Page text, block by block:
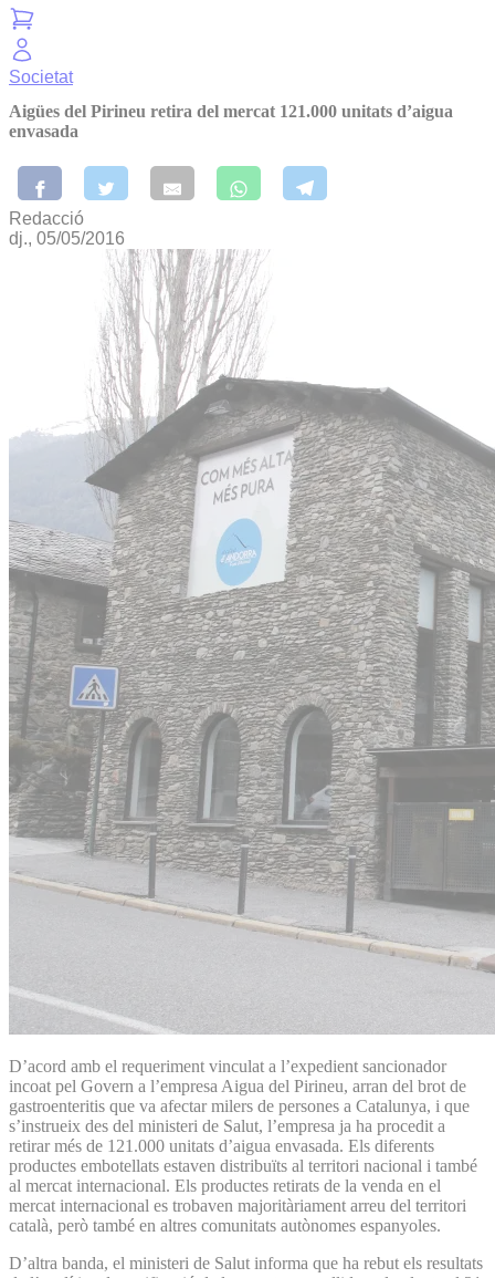
Societat
Aigües del Pirineu retira del mercat 121.000 unitats d’aigua
envasada
Redacció
dj., 05/05/2016
D’acord amb el requeriment vinculat a l’expedient sancionador
incoat pel Govern a l’empresa Aigua del Pirineu, arran del brot de
gastroenteritis que va afectar milers de persones a Catalunya, i que
s’instrueix des del ministeri de Salut, l’empresa ja ha procedit a
retirar més de 121.000 unitats d’aigua envasada. Els diferents
productes embotellats estaven distribuïts al territori nacional i també
al mercat internacional. Els productes retirats de la venda en el
mercat internacional es trobaven majoritàriament arreu del territori
català, però també en altres comunitats autònomes espanyoles.
D’altra banda, el ministeri de Salut informa que ha rebut els resultats